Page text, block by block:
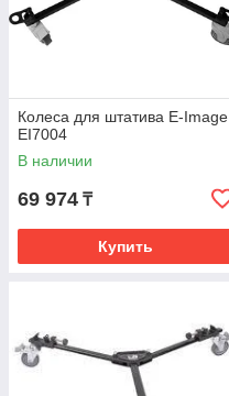
Колеса для штатива E-Image
EI7004
В наличии
69 974 ₸
Купить